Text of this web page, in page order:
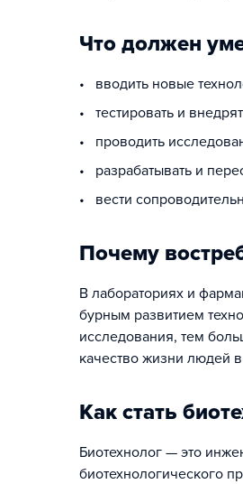
Что должен
• вводить новые
• тестировать и
• проводить
• разрабатывать и
• вести
Почему
В лабораториях и
бурным развитием
исследования, тем
качество жизни людей
Как стать
Биотехнолог — это
биотехнологического